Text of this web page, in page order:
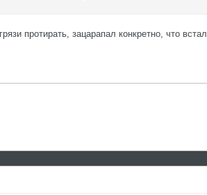
протирать, зацарапал конкретно, что